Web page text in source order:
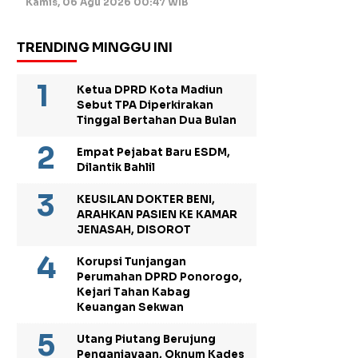
TRENDING MINGGU INI
Ketua DPRD Kota Madiun
Sebut TPA Diperkirakan
Tinggal Bertahan Dua Bulan
Empat Pejabat Baru ESDM,
Dilantik Bahlil
KEUSILAN DOKTER BENI,
ARAHKAN PASIEN KE KAMAR
JENASAH, DISOROT
Korupsi Tunjangan
Perumahan DPRD Ponorogo,
Kejari Tahan Kabag
Keuangan Sekwan
Utang Piutang Berujung
Penganiayaan, Oknum Kades